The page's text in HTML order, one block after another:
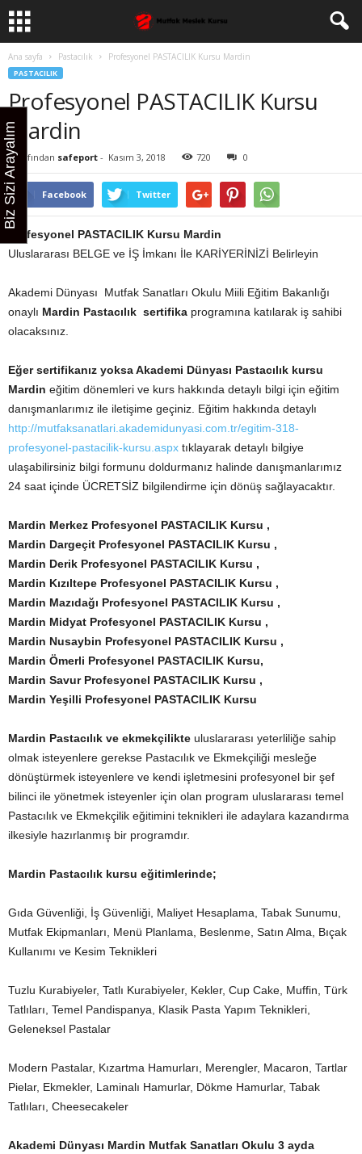
Ana sayfa Pastacılık Profesyonel PASTACILIK Kursu Mardin
PASTACILIK
Profesyonel PASTACILIK Kursu
Mardin
Tarafından safeport - Kasım 3, 2018 720 0
Facebook Twitter
Profesyonel PASTACILIK Kursu Mardin
Uluslararası BELGE ve İŞ İmkanı İle KARİYERİNİZİ Belirleyin
Akademi Dünyası Mutfak Sanatları Okulu Miili Eğitim Bakanlığı
onaylı Mardin Pastacılık sertifika programına katılarak iş sahibi
olacaksınız.
Eğer sertifikanız yoksa Akademi Dünyası Pastacılık kursu
Mardin eğitim dönemleri ve kurs hakkında detaylı bilgi için eğitim
danışmanlarımız ile iletişime geçiniz. Eğitim hakkında detaylı
http://mutfaksanatlari.akademidunyasi.com.tr/egitim-318-
profesyonel-pastacilik-kursu.aspx tıklayarak detaylı bilgiye
ulaşabilirsiniz bilgi formunu doldurmanız halinde danışmanlarımız
24 saat içinde ÜCRETSİZ bilgilendirme için dönüş sağlayacaktır.
Mardin Merkez Profesyonel PASTACILIK Kursu ,
Mardin Dargeçit Profesyonel PASTACILIK Kursu ,
Mardin Derik Profesyonel PASTACILIK Kursu ,
Mardin Kızıltepe Profesyonel PASTACILIK Kursu ,
Mardin Mazıdağı Profesyonel PASTACILIK Kursu ,
Mardin Midyat Profesyonel PASTACILIK Kursu ,
Mardin Nusaybin Profesyonel PASTACILIK Kursu ,
Mardin Ömerli Profesyonel PASTACILIK Kursu,
Mardin Savur Profesyonel PASTACILIK Kursu ,
Mardin Yeşilli Profesyonel PASTACILIK Kursu
Mardin Pastacılık ve ekmekçilikte uluslararası yeterliliğe sahip
olmak isteyenlere gerekse Pastacılık ve Ekmekçiliği mesleğe
dönüştürmek isteyenlere ve kendi işletmesini profesyonel bir şef
bilinci ile yönetmek isteyenler için olan program uluslararası temel
Pastacılık ve Ekmekçilik eğitimini teknikleri ile adaylara kazandırma
ilkesiyle hazırlanmış bir programdır.
Mardin Pastacılık kursu eğitimlerinde;
Gıda Güvenliği, İş Güvenliği, Maliyet Hesaplama, Tabak Sunumu,
Mutfak Ekipmanları, Menü Planlama, Beslenme, Satın Alma, Bıçak
Kullanımı ve Kesim Teknikleri
Tuzlu Kurabiyeler, Tatlı Kurabiyeler, Kekler, Cup Cake, Muffin, Türk
Tatlıları, Temel Pandispanya, Klasik Pasta Yapım Teknikleri,
Geleneksel Pastalar
Modern Pastalar, Kızartma Hamurları, Merengler, Macaron, Tartlar
Pielar, Ekmekler, Laminalı Hamurlar, Dökme Hamurlar, Tabak
Tatlıları, Cheesecakeler
Akademi Dünyası Mardin Mutfak Sanatları Okulu 3 ayda
Biz Sizi Arayalım